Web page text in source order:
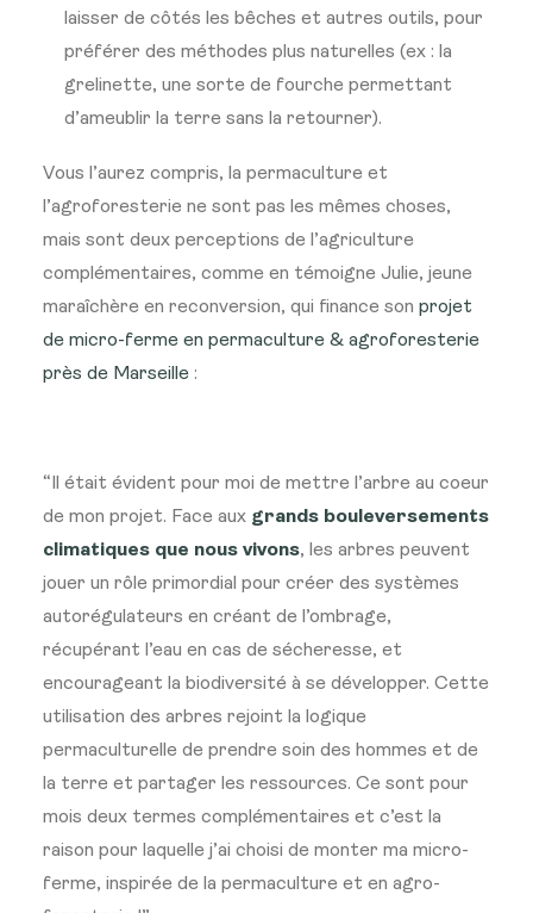
laisser de côtés les bêches et autres outils, pour
préférer des méthodes plus naturelles (ex : la
grelinette, une sorte de fourche permettant
d’ameublir la terre sans la retourner).
Vous l’aurez compris, la permaculture et
l’agroforesterie ne sont pas les mêmes choses,
mais sont deux perceptions de l’agriculture
complémentaires, comme en témoigne Julie, jeune
maraîchère en reconversion, qui finance son projet
de micro-ferme en permaculture & agroforesterie
près de Marseille :
“Il était évident pour moi de mettre l’arbre au coeur
de mon projet. Face aux grands bouleversements
climatiques que nous vivons, les arbres peuvent
jouer un rôle primordial pour créer des systèmes
autorégulateurs en créant de l’ombrage,
récupérant l’eau en cas de sécheresse, et
encourageant la biodiversité à se développer. Cette
utilisation des arbres rejoint la logique
permaculturelle de prendre soin des hommes et de
la terre et partager les ressources. Ce sont pour
mois deux termes complémentaires et c’est la
raison pour laquelle j’ai choisi de monter ma micro-
ferme, inspirée de la permaculture et en agro-